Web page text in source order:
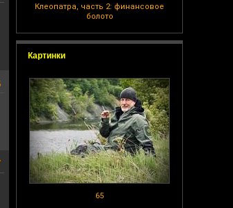
Клеопатра, часть 2: финансовое
болото
Картинки
65